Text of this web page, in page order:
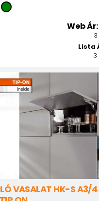
Web
Lista
3
VASALAT HK-S A3/